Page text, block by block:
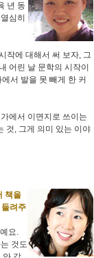
년 동
심히
작에 대해서 써 보자, 그
어린 날 문학의 시작이
서 발을 못 빼게 한 커
에서 이면지로 쓰이는
것, 그게 의미 있는 이야
책을
려주
요.
것도